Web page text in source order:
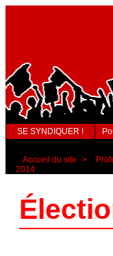
SE SYNDIQUER !
Accueil du site >
2014